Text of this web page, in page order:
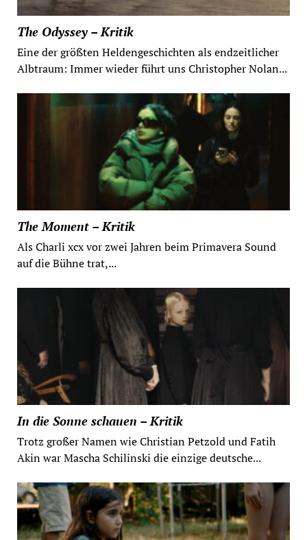
The Odyssey – Kritik
Eine der größten Heldengeschichten als endzeitlicher
Albtraum: Immer wieder führt uns Christopher Nolan...
The Moment – Kritik
Als Charli xcx vor zwei Jahren beim Primavera Sound
auf die Bühne trat,...
In die Sonne schauen – Kritik
Trotz großer Namen wie Christian Petzold und Fatih
Akin war Mascha Schilinski die einzige deutsche...